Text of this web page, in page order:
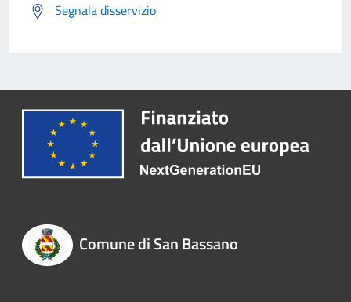
Segnala disservizio
Comune di San Bassano